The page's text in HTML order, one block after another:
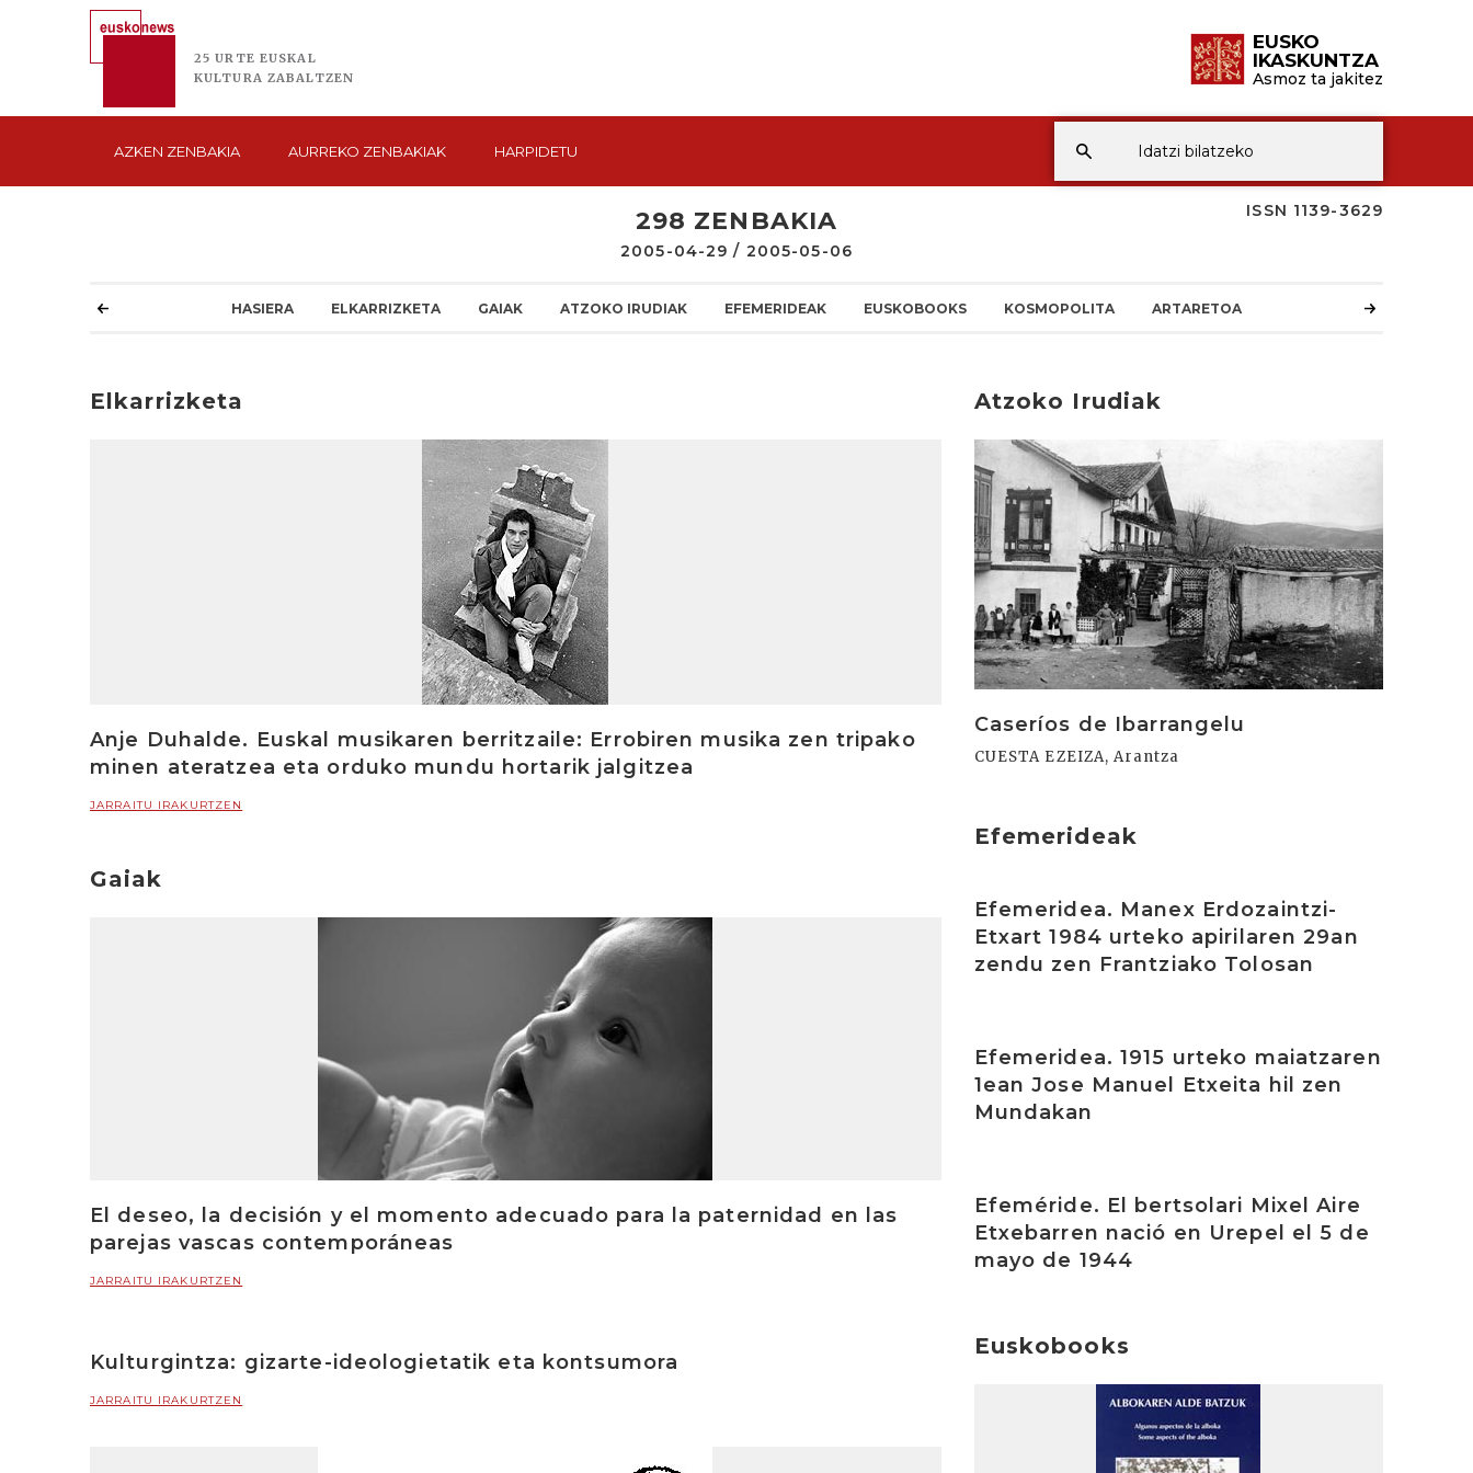
25 URTE EUSKAL
KULTURA ZABALTZEN
EUSKO
IKASKUNTZA
Asmoz ta jakitez
AZKEN ZENBAKIA AURREKO ZENBAKIAK HARPIDETU
ISSN 1139-3629
298 ZENBAKIA
2005-04-29 / 2005-05-06
HASIERA ELKARRIZKETA GAIAK ATZOKO IRUDIAK EFEMERIDEAK EUSKOBOOKS KOSMOPOLITA ARTARETOA
Elkarrizketa
Anje Duhalde. Euskal musikaren berritzaile: Errobiren musika zen tripako
minen ateratzea eta orduko mundu hortarik jalgitzea
JARRAITU IRAKURTZEN
Gaiak
El deseo, la decisión y el momento adecuado para la paternidad en las
parejas vascas contemporáneas
JARRAITU IRAKURTZEN
Kulturgintza: gizarte-ideologietatik eta kontsumora
JARRAITU IRAKURTZEN
Atzoko Irudiak
Caseríos de Ibarrangelu
CUESTA EZEIZA, Arantza
Irakurri
Efemerideak
Efemeridea. Manex Erdozaintzi-
Etxart 1984 urteko apirilaren 29an
zendu zen Frantziako Tolosan
Efemeridea. 1915 urteko maiatzaren
1ean Jose Manuel Etxeita hil zen
Mundakan
Efeméride. El bertsolari Mixel Aire
Etxebarren nació en Urepel el 5 de
mayo de 1944
Euskobooks